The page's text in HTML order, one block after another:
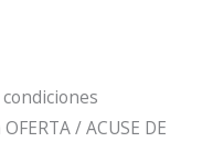
condiciones
/ ACUSE DE